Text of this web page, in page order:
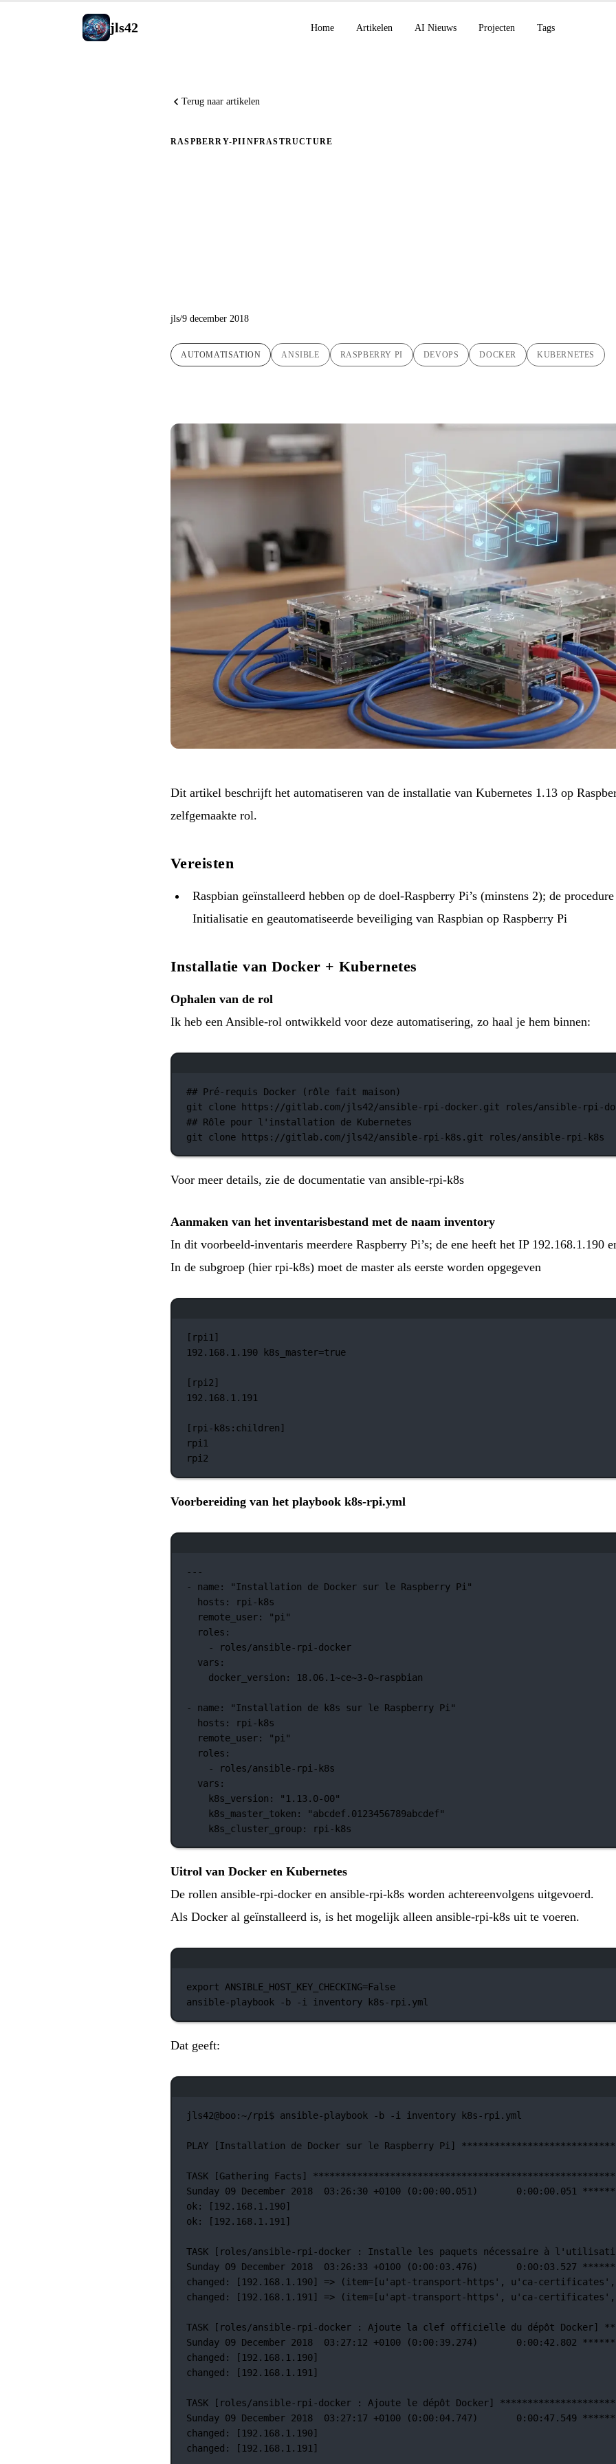
jls42 Home Artikelen AI Nieuws Projecten Tags
Terug naar artikelen
RASPBERRY-PIINFRASTRUCTURE
jls/9 december 2018
AUTOMATISATION ANSIBLE RASPBERRY PI DEVOPS DOCKER KUBERNETES
Dit artikel beschrijft het automatiseren van de installatie van Kubernetes 1.13 op
zelfgemaakte rol.
Vereisten
Raspbian geïnstalleerd hebben op de doel-Raspberry Pi’s (minstens 2); de
Initialisatie en geautomatiseerde beveiliging van Raspbian op Raspberry Pi
Installatie van Docker + Kubernetes
Ophalen van de rol
Ik heb een Ansible-rol ontwikkeld voor deze automatisering, zo haal je hem binnen:
## Pré-requis Docker (rôle fait maison)
git
clone https://gitlab.com/jls42/ansible-rpi-docker.git
roles/ansible-rpi-
## Rôle pour l'installation de Kubernetes
git
clone https://gitlab.com/jls42/ansible-rpi-k8s.git roles/ansible-rpi-k8s
Voor meer details, zie de documentatie van ansible-rpi-k8s
Aanmaken van het inventarisbestand met de naam inventory
In dit voorbeeld-inventaris meerdere Raspberry Pi’s; de ene heeft het IP 192.168.1.190
In de subgroep (hier rpi-k8s) moet de master als eerste worden opgegeven
[rpi1]
192.168.1.190
k8s_master=true
[rpi2]
192.168.1.191
[rpi-k8s:children]
rpi1
rpi2
Voorbereiding van het playbook k8s-rpi.yml
---
-
name:
"Installation de Docker sur le Raspberry Pi"
hosts:
rpi-k8s
remote_user:
"pi"
roles:
-
roles/ansible-rpi-docker
vars:
docker_version:
18.06.1~ce~3-0~raspbian
- name:
"Installation de k8s sur le Raspberry Pi"
hosts:
rpi-k8s
remote_user:
"pi"
roles:
-
roles/ansible-rpi-k8s
vars:
k8s_version:
"1.13.0-00"
k8s_master_token:
"abcdef.0123456789abcdef"
k8s_cluster_group:
rpi-k8s
Uitrol van Docker en Kubernetes
De rollen ansible-rpi-docker en ansible-rpi-k8s worden achtereenvolgens uitgevoerd.
Als Docker al geïnstalleerd is, is het mogelijk alleen ansible-rpi-k8s uit te voeren.
export ANSIBLE_HOST_KEY_CHECKING=False
ansible-playbook
-b -i inventory k8s-rpi.yml
Dat geeft:
jls42@boo:~/rpi$ ansible-playbook -b -i inventory k8s-rpi.yml
PLAY [Installation de Docker sur le Raspberry Pi]
TASK [Gathering Facts]
Sunday 09 December 2018 03:26:30 +0100 (0:00:00.051)       0:00:00.051
ok:
[192.168.1.190]
ok:
[192.168.1.191]
TASK [roles/ansible-rpi-docker : Installe les paquets nécessaire à
Sunday 09 December 2018 03:26:33 +0100 (0:00:03.476)       0:00:03.527
changed:
[192.168.1.190] => (item= [u'apt-transport-https', u 'ca-certificates' ,
changed:
[192.168.1.191] => (item= [u'apt-transport-https', u 'ca-certificates' ,
TASK [roles/ansible-rpi-docker : Ajoute la clef officielle du dépôt Docker]
Sunday 09 December 2018 03:27:12 +0100 (0:00:39.274)       0:00:42.802
changed:
[192.168.1.190]
changed:
[192.168.1.191]
TASK [roles/ansible-rpi-docker : Ajoute le dépôt Docker]
Sunday 09 December 2018 03:27:17 +0100 (0:00:04.747)       0:00:47.549
changed:
[192.168.1.190]
changed:
[192.168.1.191]